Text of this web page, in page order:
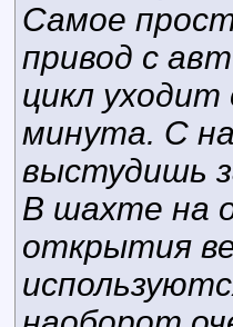
Самое
привод с
цикл
минута. С
выстудишь
В шахте на
открытия